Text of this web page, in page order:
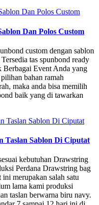
Dan Polos Custom
custom dengan sablon
tas spunbond ready
Berbagai Event Anda yang
bahan ramah
maka anda bisa memilih
baik yang di tawarkan
Taslan Sablon Di Ciputat
kebutuhan Drawstring
Perdana Drawstring bag
merupakan salah satu
lama kami produksi
taslan berwarna biru navy.